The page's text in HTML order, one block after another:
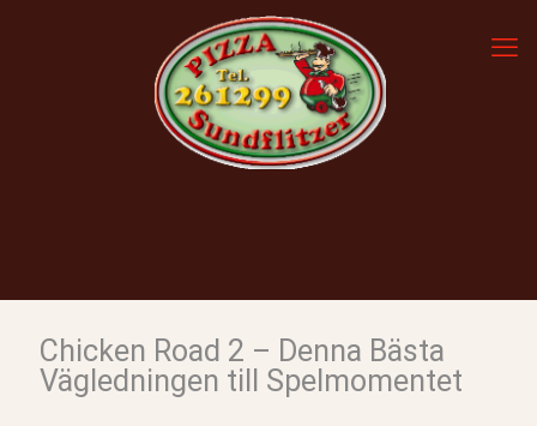
Chicken Road 2 – Denna Bästa
Vägledningen till Spelmomentet